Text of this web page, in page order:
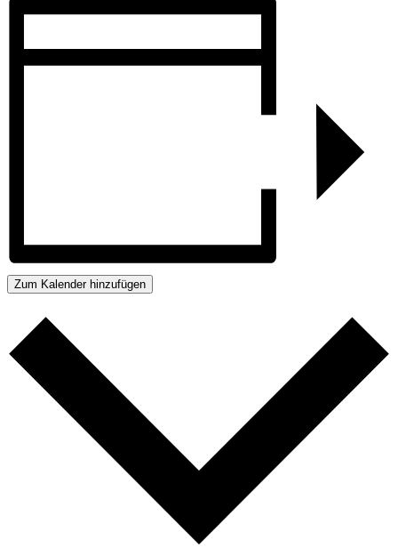
Zum Kalender hinzufügen